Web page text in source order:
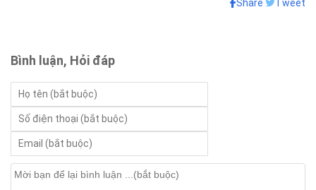
Share Tweet
Bình luận, Hỏi đáp